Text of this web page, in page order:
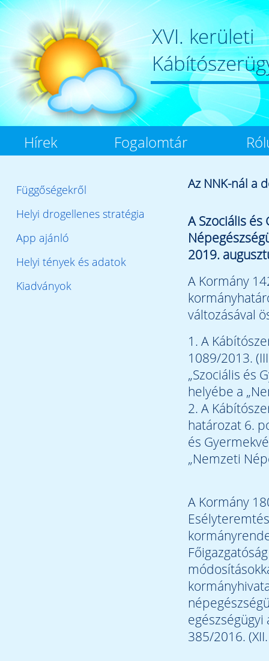
XVI. kerületi
Hírek Fogalomtár
Függőségekről
Helyi drogellenes stratégia
App ajánló
Helyi tények és adatok
Kiadványok
Az NNK-nál a
A Szociális
2019.
A Kormány
változásával
1. A
1089/2013.
„Szociális és
helyébe a
2. A
határozat 6.
és
„Nemzeti
A Kormány
385/2016.